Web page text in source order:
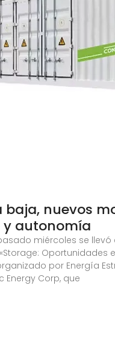
baja, nuevos
y autonomía
miércoles se
Oportunidades
por Energía
Energy Corp, que